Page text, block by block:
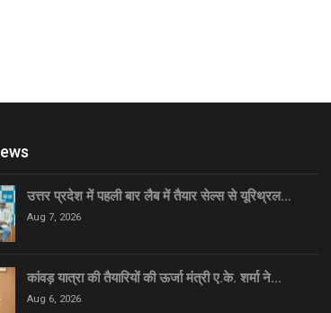
उत्तर प्रदेश में पहली बार लैब में तैयार सेल्स से यूरिथ्रल…
Aug 7, 2026
कांवड़ यात्रा की तैयारियों की ऊर्जा मंत्री ए.के. शर्मा ने…
Aug 6, 2026